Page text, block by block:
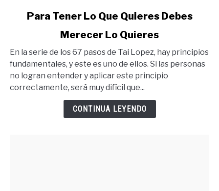
Tener
Lo
Que
Quieres
Para Tener Lo Que Quieres Debes
Merecer Lo Quieres
En la serie de los 67 pasos de Tai Lopez, hay principios
fundamentales, y este es uno de ellos. Si las personas
no logran entender y aplicar este principio
correctamente, será muy difícil que...
CONTINUA LEYENDO